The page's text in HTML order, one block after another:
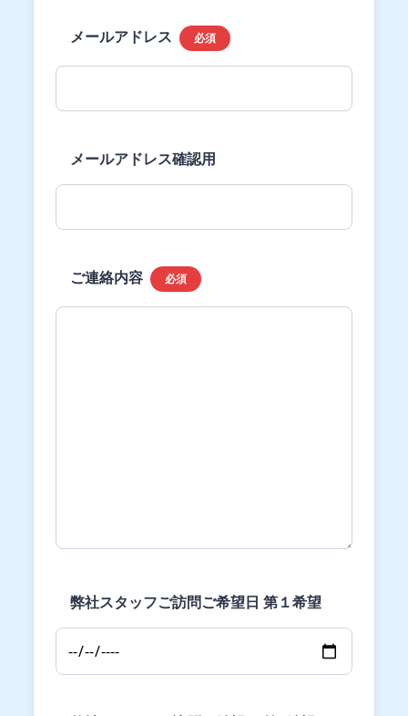
メールアドレス 必須
メールアドレス確認用
ご連絡内容 必須
弊社スタッフご訪問ご希望日 第１希望